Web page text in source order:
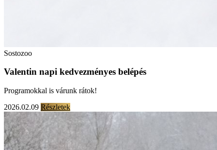
Sostozoo
Valentin napi kedvezményes belépés
Programokkal is várunk rátok!
2026.02.09 Részletek